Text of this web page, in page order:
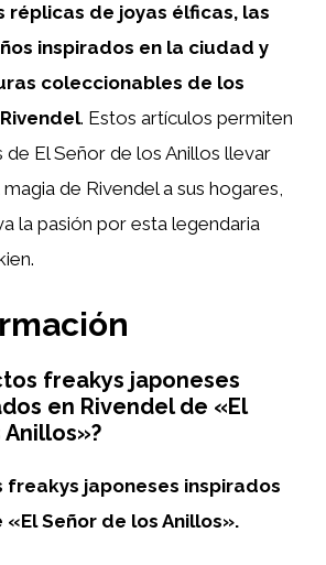
réplicas de joyas élficas, las
inspirados en la ciudad y
coleccionables de los
. Estos artículos permiten
de El Señor de los Anillos llevar
de Rivendel a sus hogares,
la pasión por esta legendaria
freakys japoneses
en Rivendel de «El
freakys japoneses inspirados
«El Señor de los Anillos».